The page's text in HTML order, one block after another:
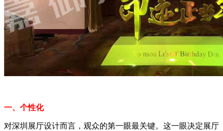
一、个性化
对深圳展厅设计而言，观众的第一眼最关键。这一眼决定展厅